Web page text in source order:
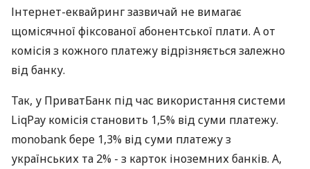
Інтернет-еквайринг зазвичай не вимагає
щомісячної фіксованої абонентської плати. А от
комісія з кожного платежу відрізняється залежно
від банку.
Так, у ПриватБанк під час використання системи
LiqPay комісія становить 1,5% від суми платежу.
monobank бере 1,3% від суми платежу з
українських та 2% - з карток іноземних банків. А,